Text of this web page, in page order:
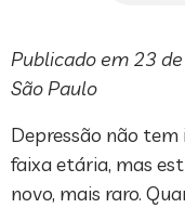
Publicado em 23
São Paulo
Depressão não
faixa etária, mas
novo, mais raro.